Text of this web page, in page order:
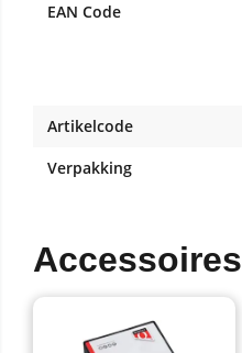
EAN Code
Artikelcode
Verpakking
Accessoires